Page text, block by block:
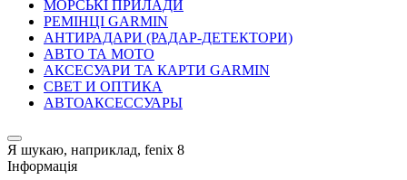
МОРСЬКІ ПРИЛАДИ
РЕМІНЦІ GARMIN
АНТИРАДАРИ (РАДАР-ДЕТЕКТОРИ)
АВТО ТА МОТО
АКСЕСУАРИ ТА КАРТИ GARMIN
СВЕТ И ОПТИКА
АВТОАКСЕССУАРЫ
Я шукаю, наприклад, fenix 8
Інформація